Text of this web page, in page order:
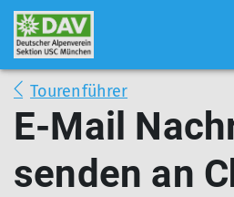
Tourenführer
E-Mail
senden an